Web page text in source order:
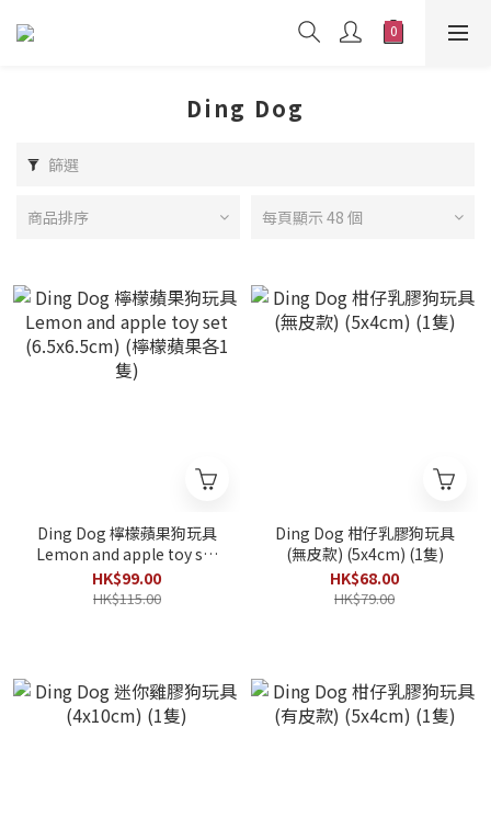
Ding Dog
篩選
商品排序 每頁顯示 48 個
Ding Dog 檸檬蘋果狗玩具
Lemon and apple toy set
(6.5x6.5cm) (檸檬蘋果各1
隻)
HK$99.00
HK$115.00
Ding Dog 柑仔乳膠狗玩具
(無皮款) (5x4cm) (1隻)
HK$68.00
HK$79.00